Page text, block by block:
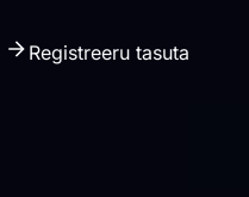
Registreeru tasuta